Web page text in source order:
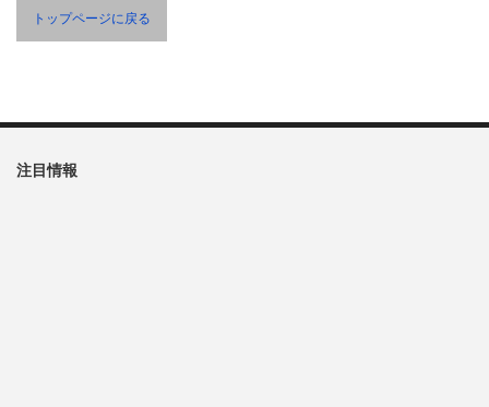
トップページに戻る
注目情報